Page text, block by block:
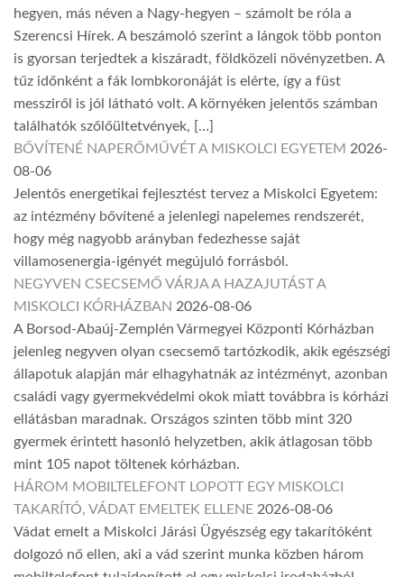
hegyen, más néven a Nagy-hegyen – számolt be róla a
Szerencsi Hírek. A beszámoló szerint a lángok több ponton
is gyorsan terjedtek a kiszáradt, földközeli növényzetben. A
tűz időnként a fák lombkoronáját is elérte, így a füst
messziről is jól látható volt. A környéken jelentős számban
találhatók szőlőültetvények, […]
BŐVÍTENÉ NAPERŐMŰVÉT A MISKOLCI EGYETEM 2026-
08-06
Jelentős energetikai fejlesztést tervez a Miskolci Egyetem:
az intézmény bővítené a jelenlegi napelemes rendszerét,
hogy még nagyobb arányban fedezhesse saját
villamosenergia-igényét megújuló forrásból.
NEGYVEN CSECSEMŐ VÁRJA A HAZAJUTÁST A
MISKOLCI KÓRHÁZBAN 2026-08-06
A Borsod-Abaúj-Zemplén Vármegyei Központi Kórházban
jelenleg negyven olyan csecsemő tartózkodik, akik egészségi
állapotuk alapján már elhagyhatnák az intézményt, azonban
családi vagy gyermekvédelmi okok miatt továbbra is kórházi
ellátásban maradnak. Országos szinten több mint 320
gyermek érintett hasonló helyzetben, akik átlagosan több
mint 105 napot töltenek kórházban.
HÁROM MOBILTELEFONT LOPOTT EGY MISKOLCI
TAKARÍTÓ, VÁDAT EMELTEK ELLENE 2026-08-06
Vádat emelt a Miskolci Járási Ügyészség egy takarítóként
dolgozó nő ellen, aki a vád szerint munka közben három